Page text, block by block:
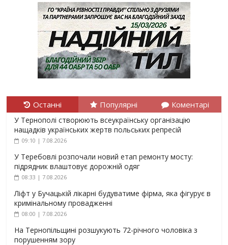
Останні Популярні Коментарі
У Тернополі створюють всеукраїнську організацію
нащадків українських жертв польських репресій
09:10 | 7.08.2026
У Теребовлі розпочали новий етап ремонту мосту:
підрядник влаштовує дорожній одяг
08:33 | 7.08.2026
Ліфт у Бучацькій лікарні будуватиме фірма, яка фігурує в
кримінальному провадженні
08:00 | 7.08.2026
На Тернопільщині розшукують 72-річного чоловіка з
порушенням зору